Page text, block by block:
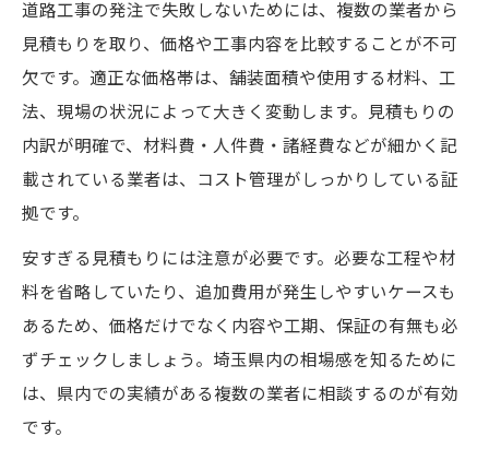
道路工事の発注で失敗しないためには、複数の業者から
見積もりを取り、価格や工事内容を比較することが不可
欠です。適正な価格帯は、舗装面積や使用する材料、工
法、現場の状況によって大きく変動します。見積もりの
内訳が明確で、材料費・人件費・諸経費などが細かく記
載されている業者は、コスト管理がしっかりしている証
拠です。
安すぎる見積もりには注意が必要です。必要な工程や材
料を省略していたり、追加費用が発生しやすいケースも
あるため、価格だけでなく内容や工期、保証の有無も必
ずチェックしましょう。埼玉県内の相場感を知るために
は、県内での実績がある複数の業者に相談するのが有効
です。